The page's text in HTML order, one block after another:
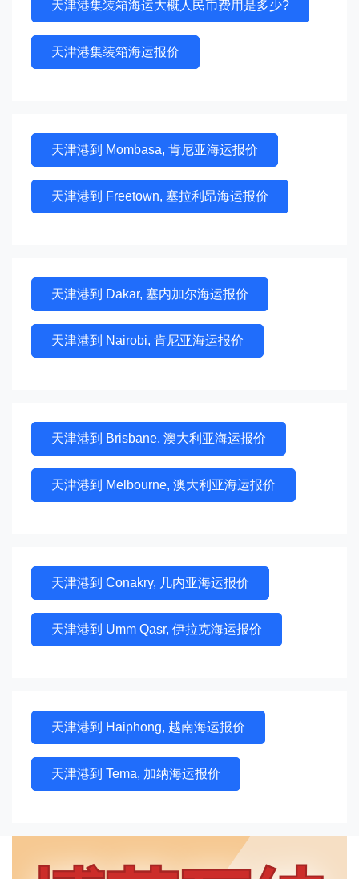
天津港集装箱海运大概人民币费用是多少?
天津港集装箱海运报价
天津港到 Mombasa, 肯尼亚海运报价
天津港到 Freetown, 塞拉利昂海运报价
天津港到 Dakar, 塞内加尔海运报价
天津港到 Nairobi, 肯尼亚海运报价
天津港到 Brisbane, 澳大利亚海运报价
天津港到 Melbourne, 澳大利亚海运报价
天津港到 Conakry, 几内亚海运报价
天津港到 Umm Qasr, 伊拉克海运报价
天津港到 Haiphong, 越南海运报价
天津港到 Tema, 加纳海运报价